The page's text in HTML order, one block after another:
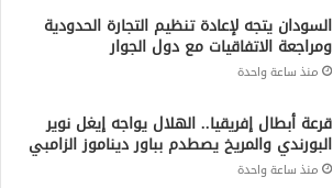
السودان يتجه لإعادة تنظيم التجارة الحدودية
ومراجعة الاتفاقيات مع دول الجوار
منذ ساعة واحدة
قرعة أبطال إفريقيا.. الهلال يواجه إيغل نوير
البورندي والمريخ يصطدم بباور ديناموز الزامبي
منذ ساعة واحدة